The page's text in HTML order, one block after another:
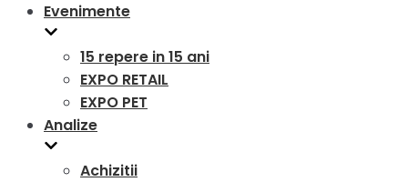
Evenimente
15 repere in 15 ani
EXPO RETAIL
EXPO PET
Analize
Achizitii